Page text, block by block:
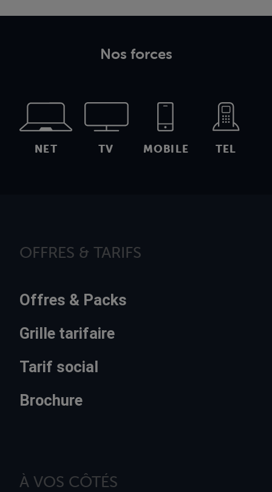
Nos forces
NET TV MOBILE TEL
OFFRES & TARIFS
Offres & Packs
Grille tarifaire
Tarif social
Brochure
À VOS CÔTÉS